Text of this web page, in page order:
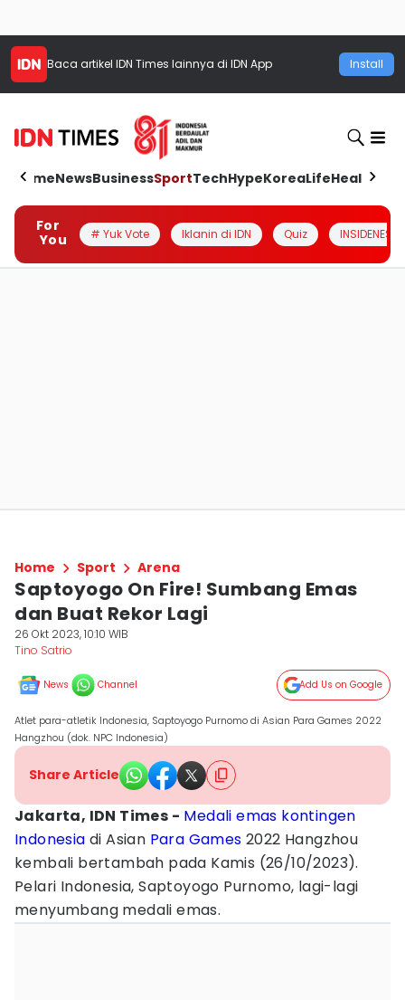
Baca artikel IDN Times lainnya di IDN App Install
HomeNewsBusinessSportTechHypeKoreaLifeHealth
For
You
# Yuk Vote Iklanin di IDN Quiz INSIDENESIA
Home Sport Arena
Saptoyogo On Fire! Sumbang Emas
dan Buat Rekor Lagi
26 Okt 2023, 10:10 WIB
Tino Satrio
News Channel Add Us on Google
Atlet para-atletik Indonesia, Saptoyogo Purnomo di Asian Para Games 2022
Hangzhou (dok. NPC Indonesia)
Share Article
Jakarta, IDN Times - Medali emas kontingen
Indonesia di Asian Para Games 2022 Hangzhou
kembali bertambah pada Kamis (26/10/2023).
Pelari Indonesia, Saptoyogo Purnomo, lagi-lagi
menyumbang medali emas.